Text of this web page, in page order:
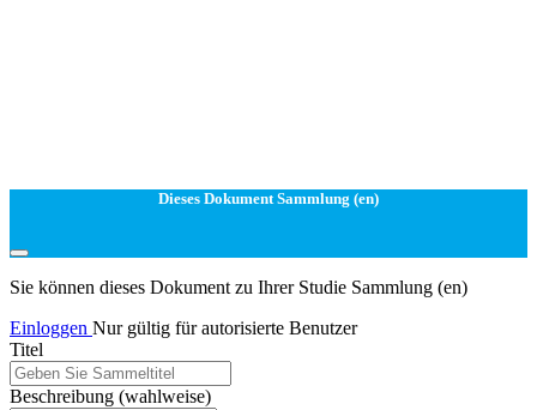
Dieses Dokument Sammlung (en)
Sie können dieses Dokument zu Ihrer Studie Sammlung (en)
Einloggen Nur gültig für autorisierte Benutzer
Titel
Beschreibung (wahlweise)